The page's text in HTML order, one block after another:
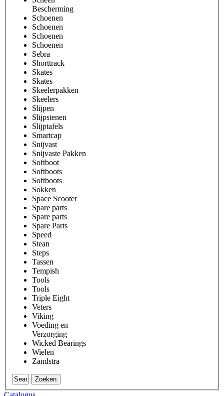
Bescherming
Schoenen
Schoenen
Schoenen
Schoenen
Sebra
Shorttrack
Skates
Skates
Skeelerpakken
Skeelers
Slijpen
Slijpstenen
Slijptafels
Smartcap
Snijvast
Snijvaste Pakken
Softboot
Softboots
Softboots
Sokken
Space Scooter
Spare parts
Spare parts
Spare Parts
Speed
Stean
Steps
Tassen
Tempish
Tools
Tools
Triple Eight
Veters
Viking
Voeding en
Verzorging
Wicked Bearings
Wielen
Zandstra
Zoeken